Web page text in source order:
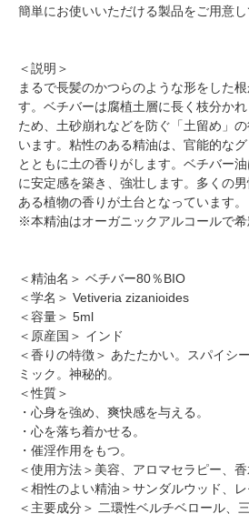
簡単にお使いいただける製品をご用意し
＜説明＞
まるで長髪のかつらのような形をした
す。ベチバーは腐植土層に長く枝分か
ため、土砂崩れなどを防ぐ「土留め」
います。粘性のある精油は、官能的な
とともに土の香りがします。ベチバー
に安定感を築き、強壮します。多くの
ある植物の香りが土台となっています。
※本精油はオーガニックアルコールで希
＜精油名＞ ベチバー80％BIO
＜学名＞ Vetiveria zizanioides
＜容量＞ 5ml
＜原産国＞ インド
＜香りの特徴＞ あたたかい。スパイシ
ミック。神秘的。
＜性質＞
・心身を強め、爽快感を与える。
・心を落ち着かせる。
・催淫作用をもつ。
＜使用方法＞美容、アロマセラピー、香
＜相性のよい精油＞サンダルウッド、
＜主要成分＞ 二環性ベルチベロール、